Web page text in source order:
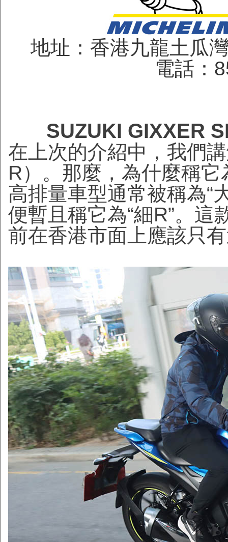
地址：香港九龍土瓜
電話：
SUZUKI GIXXER
在上次的介紹中，我們
R）。那麼，為什麼稱它
高排量車型通常被稱為“
便暫且稱它為“細R”。
前在香港市面上應該只